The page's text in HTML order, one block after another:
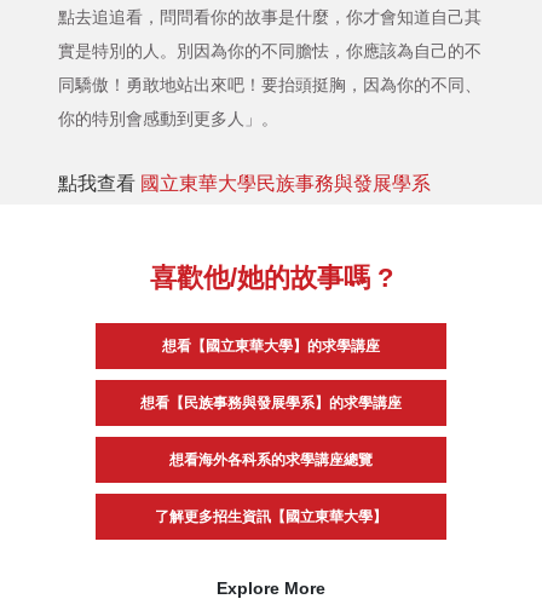
點去追追看，問問看你的故事是什麼，你才會知道自己其
實是特別的人。別因為你的不同膽怯，你應該為自己的不
同驕傲！勇敢地站出來吧！要抬頭挺胸，因為你的不同、
你的特別會感動到更多人」。
點我查看 國立東華大學民族事務與發展學系
喜歡他/她的故事嗎 ?
想看【國立東華大學】的求學講座
想看【民族事務與發展學系】的求學講座
想看海外各科系的求學講座總覽
了解更多招生資訊【國立東華大學】
Explore More